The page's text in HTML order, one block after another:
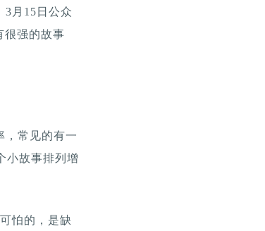
3月15日公众
很强的故事
，常见的有一
小故事排列增
怕的，是缺